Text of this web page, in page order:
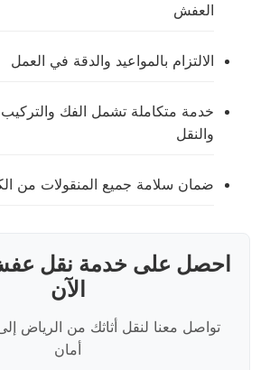
العفش
الالتزام بالمواعيد والدقة في العمل
خدمة متكاملة تشمل الفك والتركيب
والنقل
ضمان سلامة جميع المنقولات من
احصل على خدمة نقل
الآن
تواصل معنا لنقل أثاثك من الرياض
أمان